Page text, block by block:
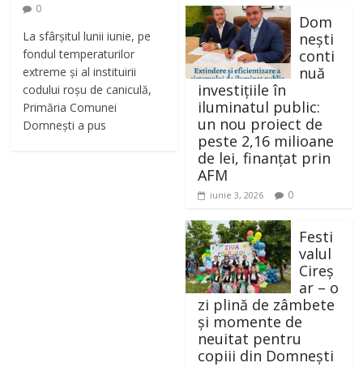
0
La sfârșitul lunii iunie, pe
fondul temperaturilor
extreme și al instituirii
codului roșu de caniculă,
Primăria Comunei
Domnești a pus
Dom
nești
conti
nuă
investițiile în
iluminatul public:
un nou proiect de
peste 2,16 milioane
de lei, finanțat prin
AFM
iunie 3, 2026 0
Festi
valul
Cireș
ar – o
zi plină de zâmbete
și momente de
neuitat pentru
copiii din Domnești